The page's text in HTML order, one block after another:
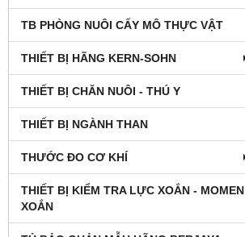
TB PHÒNG NUÔI CẤY MÔ THỰC VẬT
THIẾT BỊ HÃNG KERN-SOHN
THIẾT BỊ CHĂN NUÔI - THÚ Y
THIẾT BỊ NGÀNH THAN
THƯỚC ĐO CƠ KHÍ
THIẾT BỊ KIỂM TRA LỰC XOẮN - MOMEN
XOẮN